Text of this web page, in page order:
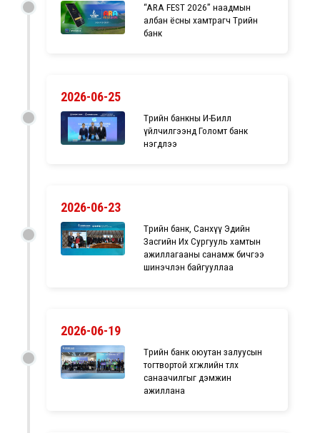
“ARA FEST 2026” наадмын
албан ёсны хамтрагч Төрийн
банк
2026-06-25
Төрийн банкны И-Билл
үйлчилгээнд Голомт банк
нэгдлээ
2026-06-23
Төрийн банк, Санхүү Эдийн
Засгийн Их Сургууль хамтын
ажиллагааны санамж бичгээ
шинэчлэн байгууллаа
2026-06-19
Төрийн банк оюутан залуусын
тогтвортой хөгжлийн төлөөх
санаачилгыг дэмжин
ажиллана